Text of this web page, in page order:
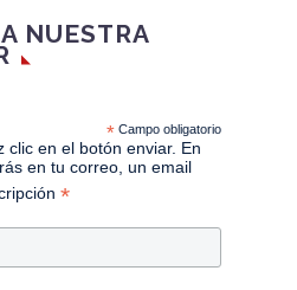
NUESTRA
*Campo obligatorio
clic en el botón enviar. En
en tu correo, un email
*